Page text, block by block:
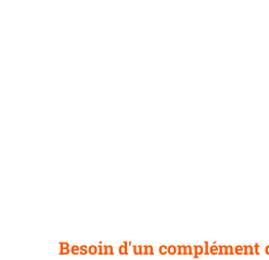
Besoin d'un